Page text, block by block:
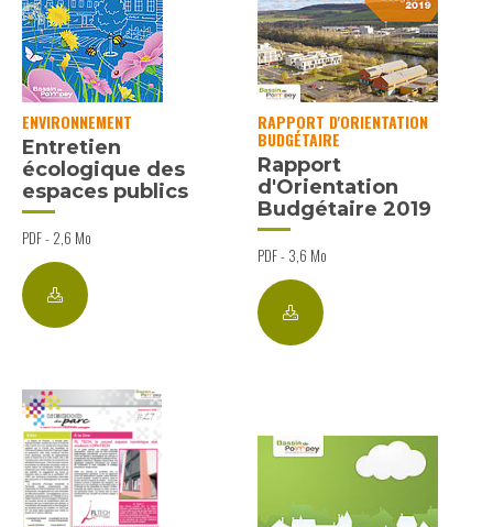
ENVIRONNEMENT
Entretien
écologique des
espaces publics
PDF - 2,6 Mo
RAPPORT D'ORIENTATION
BUDGÉTAIRE
Rapport
d'Orientation
Budgétaire 2019
PDF - 3,6 Mo